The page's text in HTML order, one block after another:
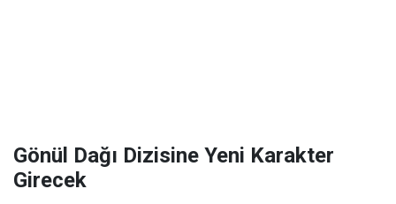
Gönül Dağı Dizisine Yeni Karakter
Girecek